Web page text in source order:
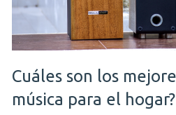
Cuáles son los
música para el hogar?